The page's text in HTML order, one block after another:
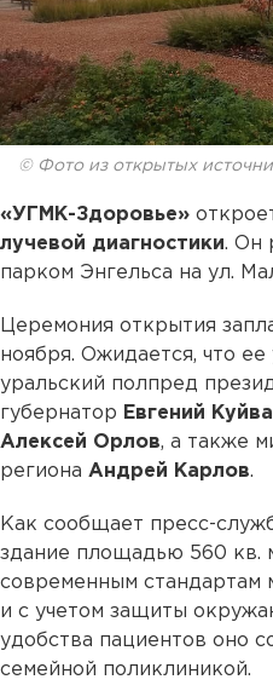
© Фото из открытых
«УГМК-Здоровье»
лучевой диагностики. Он
парком Энгельса на ул.
Церемония открытия
ноября. Ожидается, что ее
уральский полпред
губернатор Евгений
Алексей Орлов, а также
региона Андрей Карлов.
Как сообщает пресс-
здание площадью 560 кв.
современным стандартам
и с учетом защиты
удобства пациентов оно
семейной поликлиникой.